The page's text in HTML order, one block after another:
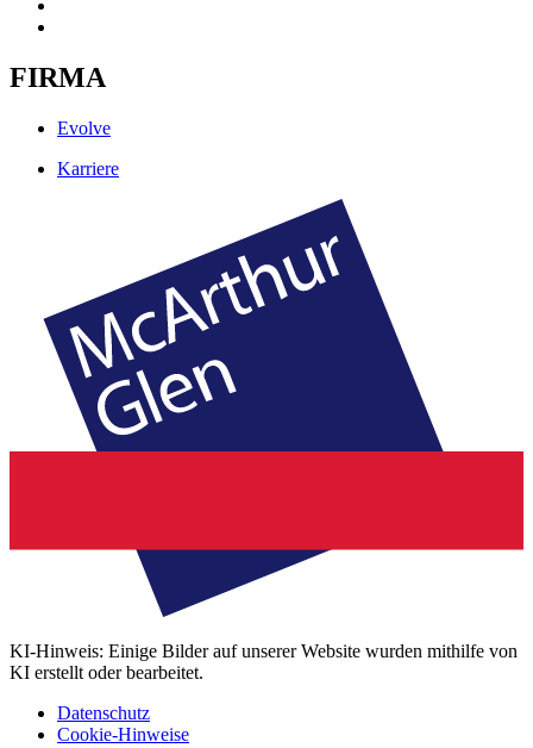
FIRMA
Evolve
Karriere
KI-Hinweis: Einige Bilder auf unserer Website wurden mithilfe von
KI erstellt oder bearbeitet.
Datenschutz
Cookie-Hinweise